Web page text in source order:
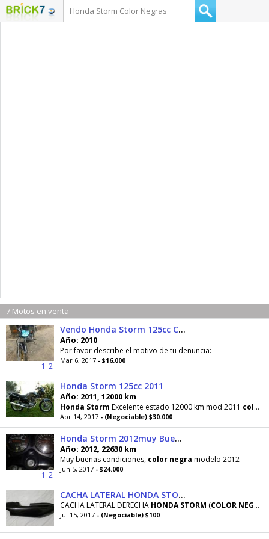
7 Motos en venta
1 2
Vendo Honda Storm 125cc Color Negra
Año: 2010
Por favor describe el motivo de tu denuncia:
Mar 6, 2017 - $16.000
Honda Storm 125cc 2011
Año: 2011, 12000 km
Honda Storm Excelente estado 12000 km mod 2011 color
Apr 14, 2017 - (Negociable) $30.000
1 2
Honda Storm 2012muy Buenas Condiciones
Año: 2012, 22630 km
Muy buenas condiciones, color negra modelo 2012
Jun 5, 2017 - $24.000
CACHA LATERAL HONDA STORM COLOR NEGRO USADO original
CACHA LATERAL DERECHA HONDA STORM (COLOR NEGRO
Jul 15, 2017 - (Negociable) $100